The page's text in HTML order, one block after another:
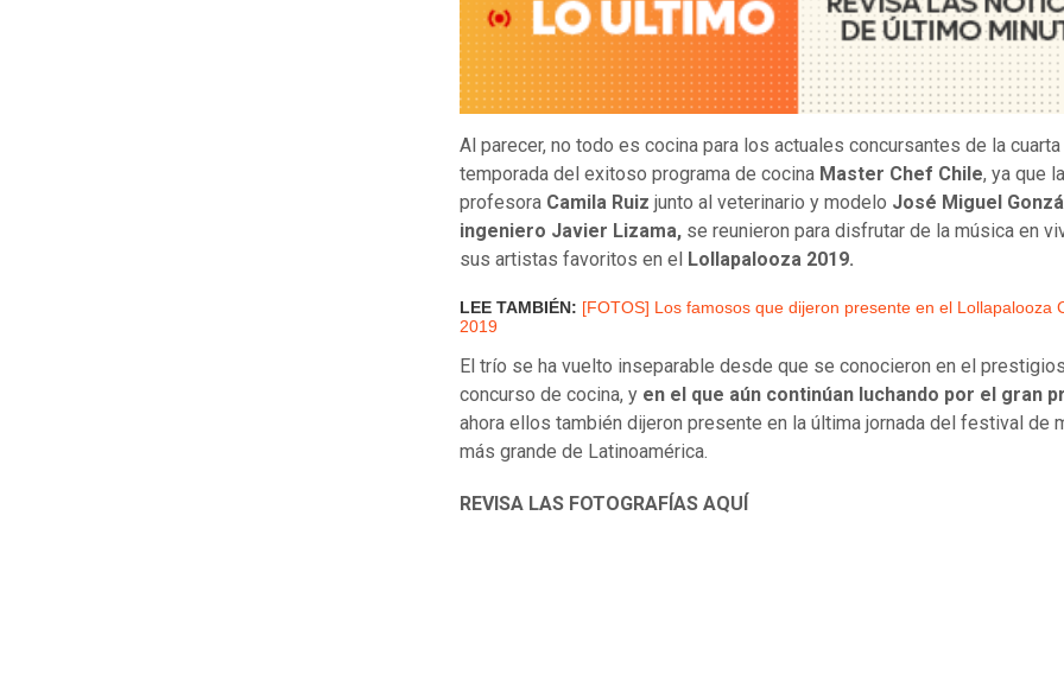
Al parecer, no todo es cocina para los actuales concursantes de la cuarta
temporada del exitoso programa de cocina Master Chef Chile, ya que la
profesora Camila Ruiz junto al veterinario y modelo José Miguel
ingeniero Javier Lizama, se reunieron para disfrutar de la música en
sus artistas favoritos en el
Lollapalooza 2019.
LEE TAMBIÉN: [FOTOS] Los famosos que dijeron presente en el Lollapalooza
2019
El trío se ha vuelto inseparable desde que se conocieron en el
concurso de cocina, y en el que aún continúan luchando por el gran
ahora ellos también dijeron presente en la última jornada del festival de
más grande de Latinoamérica.
REVISA LAS FOTOGRAFÍAS AQUÍ